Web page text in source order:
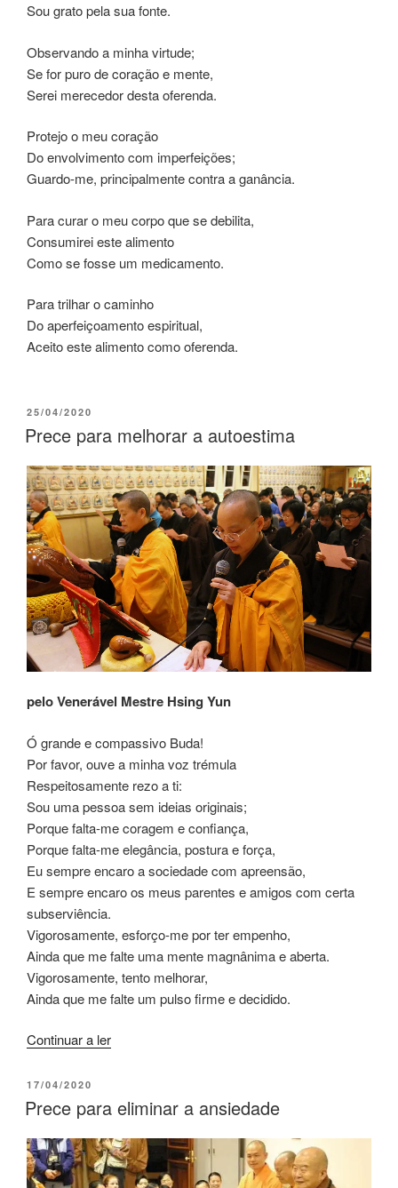
Sou grato pela sua fonte.
Observando a minha virtude;
Se for puro de coração e mente,
Serei merecedor desta oferenda.
Protejo o meu coração
Do envolvimento com imperfeições;
Guardo-me, principalmente contra a ganância.
Para curar o meu corpo que se debilita,
Consumirei este alimento
Como se fosse um medicamento.
Para trilhar o caminho
Do aperfeiçoamento espiritual,
Aceito este alimento como oferenda.
25/04/2020
Prece para melhorar a autoestima
pelo Venerável Mestre Hsing Yun
Ó grande e compassivo Buda!
Por favor, ouve a minha voz trémula
Respeitosamente rezo a ti:
Sou uma pessoa sem ideias originais;
Porque falta-me coragem e confiança,
Porque falta-me elegância, postura e força,
Eu sempre encaro a sociedade com apreensão,
E sempre encaro os meus parentes e amigos com certa
subserviência.
Vigorosamente, esforço-me por ter empenho,
Ainda que me falte uma mente magnânima e aberta.
Vigorosamente, tento melhorar,
Ainda que me falte um pulso firme e decidido.
Continuar a ler
17/04/2020
Prece para eliminar a ansiedade